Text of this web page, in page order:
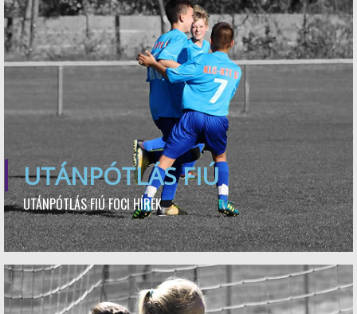
UTÁNPÓTLÁS FIÚ
UTÁNPÓTLÁS FIÚ FOCI HÍREK